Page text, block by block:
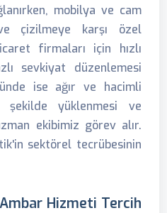
mobilya ve cam
çizilmeye karşı özel
firmaları için hızlı
sevkiyat düzenlemesi
ise ağır ve hacimli
şekilde yüklenmesi ve
ekibimiz görev alır.
sektörel tecrübesinin
Hizmeti Tercih